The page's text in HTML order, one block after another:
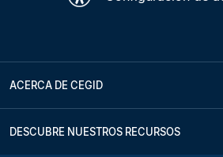
ACERCA DE CEGID
DESCUBRE NUESTROS RECURSOS